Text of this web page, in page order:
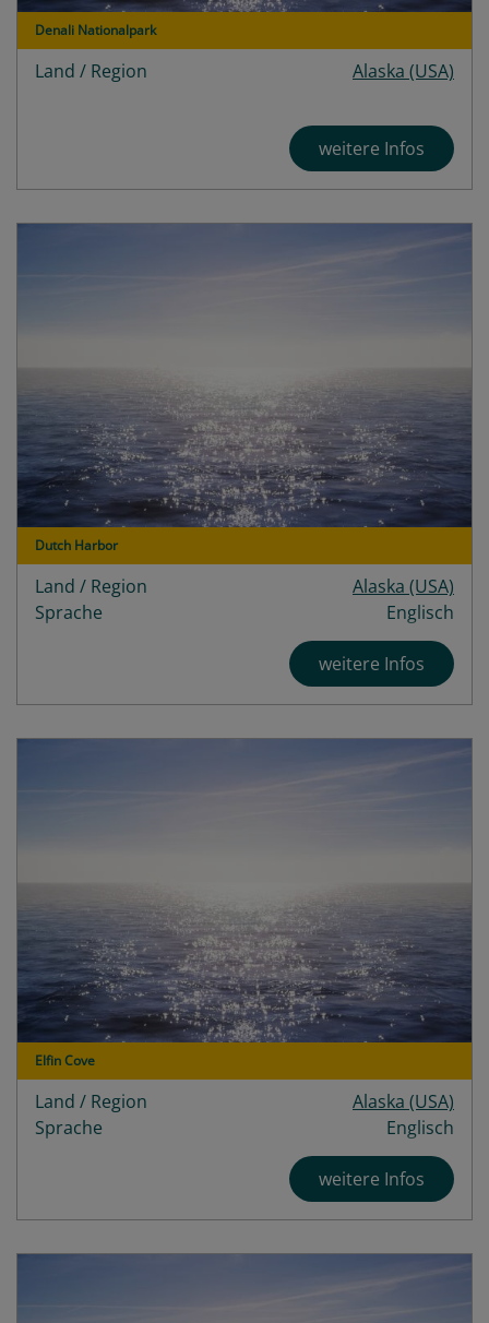
Denali Nationalpark
Land / Region Alaska (USA)
weitere Infos
Dutch Harbor
Land / Region
Alaska (USA)
Sprache
Englisch
weitere Infos
Elfin Cove
Land / Region
Alaska (USA)
Sprache
Englisch
weitere Infos